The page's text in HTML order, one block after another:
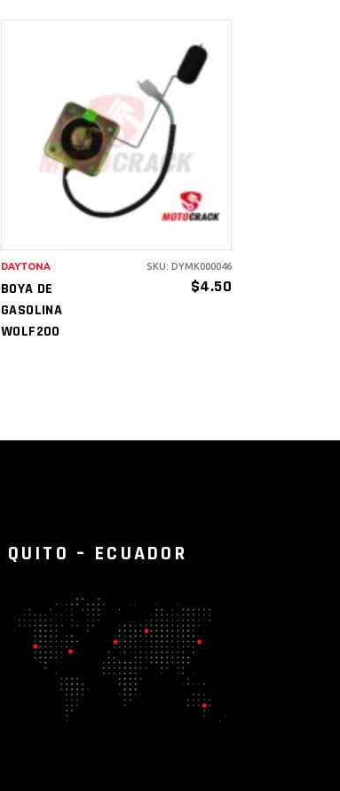
AÑADIR AL
CARRITO
BOYA DE
GASOLINA
WOLF200
$4.50
DAYTONA SKU: DYMK000046
QUITO – ECUADOR